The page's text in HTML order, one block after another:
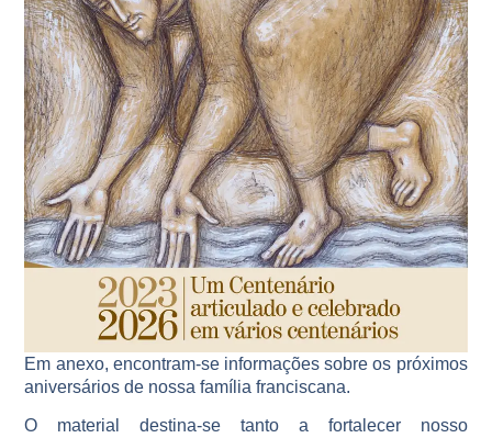
Em anexo, encontram-se informações sobre os próximos
aniversários de nossa família franciscana.
O material destina-se tanto a fortalecer nosso